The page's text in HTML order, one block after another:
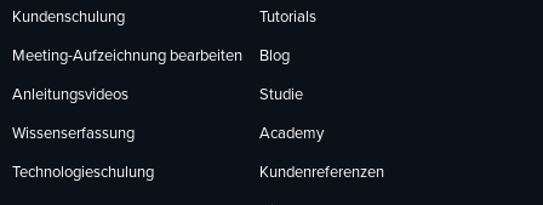
Kundenschulung
Meeting-Aufzeichnung bearbeiten
Anleitungsvideos
Wissenserfassung
Technologieschulung
Tutorials
Blog
Studie
Academy
Kundenreferenzen